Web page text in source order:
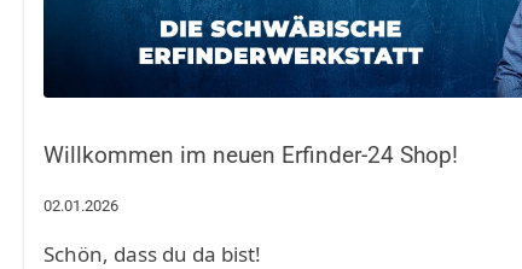
Willkommen im neuen Erfinder-24 Shop!
02.01.2026
Schön, dass du da bist!